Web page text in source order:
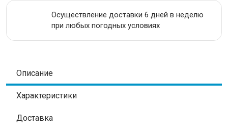
Осуществление доставки 6 дней в неделю
при любых погодных условиях
Описание
Характеристики
Доставка